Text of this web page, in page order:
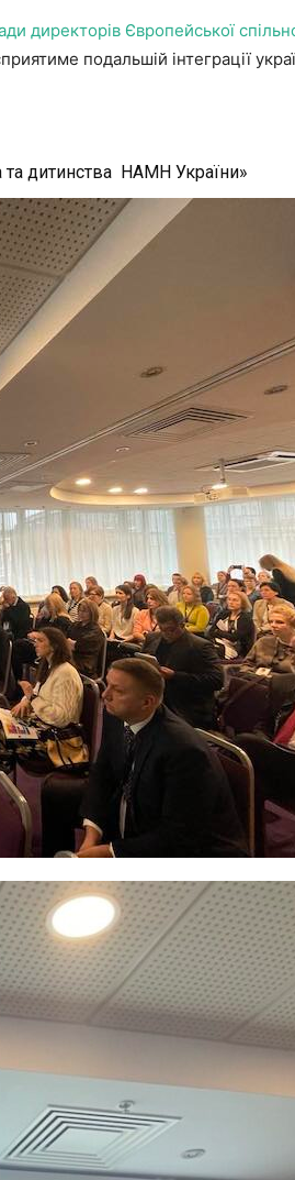
директорів Європейської
подальшій інтеграції
та дитинства НАМН України»